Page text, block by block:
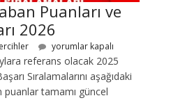
Puanları ve
2026
yorumlar kapalı
referans olacak 2025
Sıralamalarını aşağıdaki
puanlar tamamı güncel